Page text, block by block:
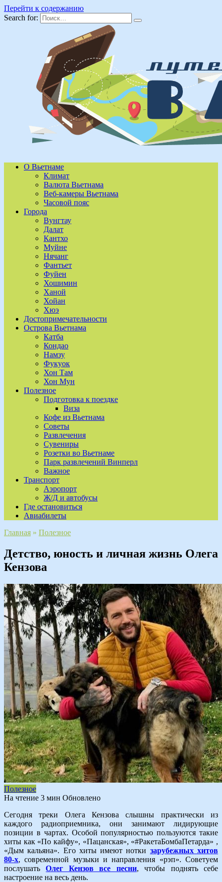
Перейти к содержанию
Search for:
О Вьетнаме
Климат
Валюта Вьетнама
Веб-камеры Вьетнама
Часовой пояс
Города
Вунгтау
Далат
Кантхо
Муйне
Нячанг
Фантьет
Фуйен
Хошимин
Ханой
Хойан
Хюэ
Достопримечательности
Острова Вьетнама
Катба
Кондао
Намзу
Фукуок
Хон Там
Хон Мун
Полезное
Подготовка к поездке
Виза
Кофе из Вьетнама
Советы
Развлечения
Сувениры
Розетки во Вьетнаме
Парк развлечений Винперл
Важное
Транспорт
Аэропорт
Ж/Д и автобусы
Где остановиться
Авиабилеты
Главная » Полезное
Детство, юность и личная жизнь Олега
Кензова
Полезное
На чтение 3 мин Обновлено
Сегодня треки Олега Кензова слышны практически из
каждого радиоприемника, они занимают лидирующие
позиции в чартах. Особой популярностью пользуются такие
хиты как «По кайфу», «Пацанская», «#РакетаБомбаПетарда» ,
«Дым кальяна». Его хиты имеют нотки зарубежных хитов
80-х, современной музыки и направления «рэп». Советуем
послушатьОлег Кензов все песни, чтобы поднять себе
настроение на весь день.